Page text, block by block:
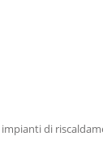
di